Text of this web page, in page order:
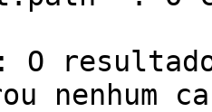
O
nenhum